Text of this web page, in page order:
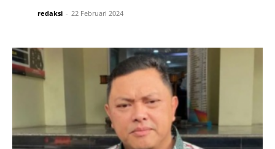
redaksi - 22 Februari 2024